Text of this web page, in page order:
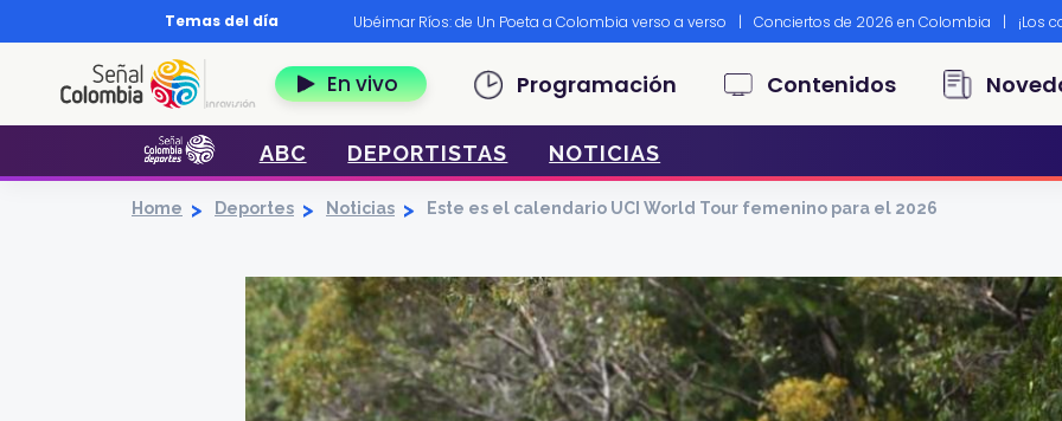
Pasar al contenido principal
Temas del día
Diccionario nariñense | Murió Leo Dan Ubéimar Ríos: de Un Poeta a Colombia verso a verso | Conciertos de 2026 en Colombia | ¡Los
En vivo Navegación principalProgramación Contenidos
ABC DEPORTISTAS NOTICIAS
Home Deportes Noticias Este es el calendario UCI World Tour femenino para el 2026